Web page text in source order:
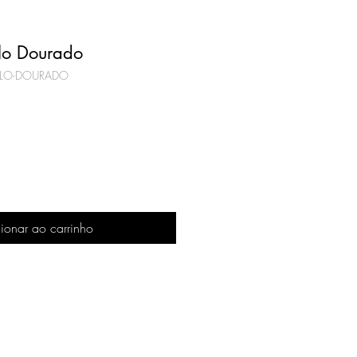
Dourado
DOURADO
ao carrinho